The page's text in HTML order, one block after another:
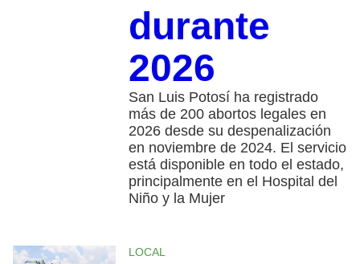
durante
2026
San Luis Potosí ha registrado
más de 200 abortos legales en
2026 desde su despenalización
en noviembre de 2024. El servicio
está disponible en todo el estado,
principalmente en el Hospital del
Niño y la Mujer
LOCAL